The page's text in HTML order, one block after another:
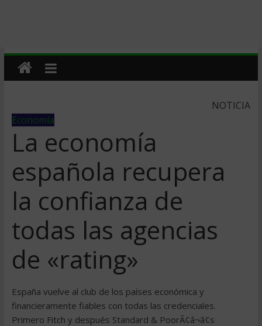
NOTICIA
Economía
La economía
española recupera
la confianza de
todas las agencias
de «rating»
España vuelve al club de los países económica y
financieramente fiables con todas las credenciales.
Primero Fitch y después Standard & PoorÃ¢â¬â¢s